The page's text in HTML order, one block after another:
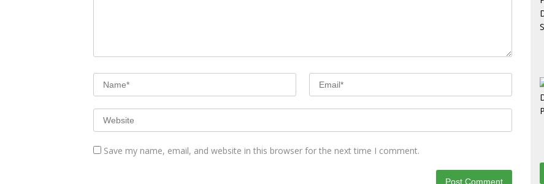
Save my name, email, and website in this browser for the next time I comment.